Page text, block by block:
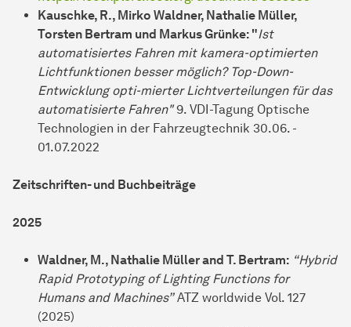
Kauschke, R., Mirko Waldner, Nathalie Müller,
Torsten Bertram und Markus Grünke: "Ist
automatisiertes Fahren mit kamera-optimierten
Lichtfunktionen besser möglich? Top-Down-
Entwicklung opti-mierter Lichtverteilungen für das
automatisierte Fahren"9. VDI-Tagung Optische
Technologien in der Fahrzeugtechnik 30.06. -
01.07.2022
Zeitschriften- und Buchbeiträge
2025
Waldner, M., Nathalie Müller and T. Bertram: “Hybrid
Rapid Prototyping of Lighting Functions for
Humans and Machines”ATZ worldwide Vol. 127
(2025)